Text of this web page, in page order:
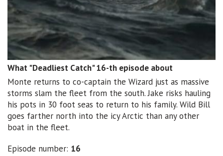
What "Deadliest Catch" 16-th episode about
Monte returns to co-captain the Wizard just as massive
storms slam the fleet from the south. Jake risks hauling
his pots in 30 foot seas to return to his family. Wild Bill
goes farther north into the icy Arctic than any other
boat in the fleet.
Episode number: 16